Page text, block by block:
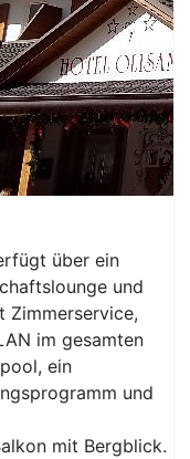
über ein
und
Zimmerservice,
im gesamten
ein
und
mit Bergblick.